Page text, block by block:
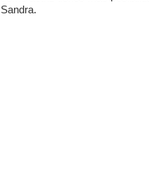
Sandra.